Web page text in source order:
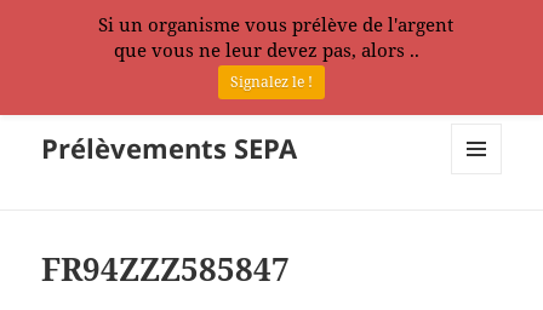
Prélèvements SEPA
FR94ZZZ585847
Si un organisme vous prélève de l'argent
que vous ne leur devez pas, alors ..
Signalez le !